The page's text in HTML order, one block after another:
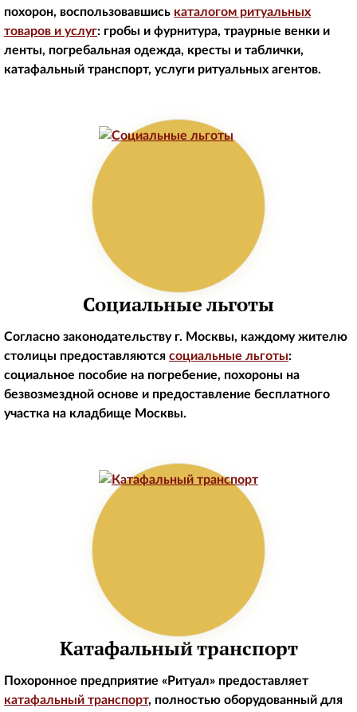
похорон, воспользовавшись каталогом ритуальных
товаров и услуг: гробы и фурнитура, траурные венки и
ленты, погребальная одежда, кресты и таблички,
катафальный транспорт, услуги ритуальных агентов.
Социальные льготы
Согласно законодательству г. Москвы, каждому жителю
столицы предоставляются социальные льготы:
социальное пособие на погребение, похороны на
безвозмездной основе и предоставление бесплатного
участка на кладбище Москвы.
Катафальный транспорт
Похоронное предприятие «Ритуал» предоставляет
катафальный транспорт, полностью оборудованный для